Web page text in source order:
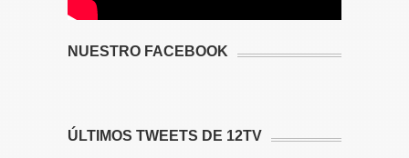
NUESTRO FACEBOOK
ÚLTIMOS TWEETS DE 12TV